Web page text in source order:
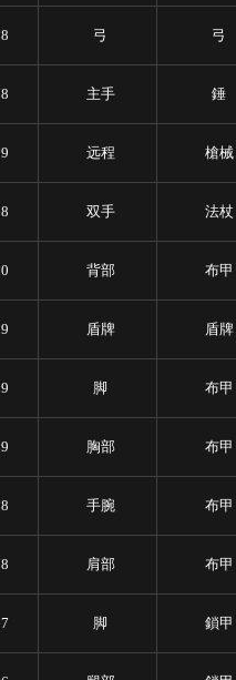
弓 弓
主手 錘
远程 槍械
双手 法杖
背部 布甲
盾牌 盾牌
脚 布甲
胸部 布甲
手腕 布甲
肩部 布甲
脚 鎖甲